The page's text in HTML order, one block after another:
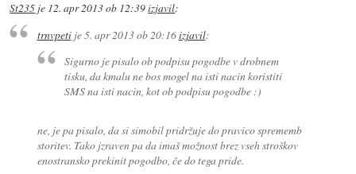
St235 je 12. apr 2013 ob 12:39izjavil:
trnvpetije5. apr 2013 ob 20:16izjavil:
Sigurno je pisalo ob podpisu pogodbe v drobnem
tisku, da kmalu ne bos mogel na isti nacin koristiti
SMS na isti nacin, kot ob podpisu pogodbe :)
ne, je pa pisalo, da si simobil pridržuje do pravico sprememb
storitev. Tako jzraven pa da imaš možnost brez vseh stroškov
enostransko prekinit pogodbo, če do tega pride.